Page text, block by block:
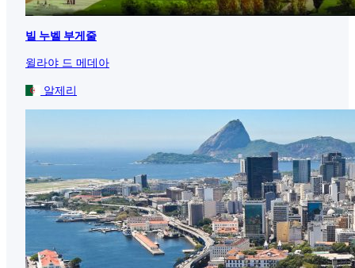
빌 누벨 부게줄
윌라야 드 메데아
알제리